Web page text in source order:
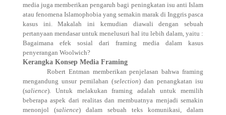
media juga memberikan pengaruh bagi peningkatan isu anti Islam
atau fenomena Islamophobia yang semakin marak di Inggris pasca
kasus ini. Makalah ini kemudian diawali dengan sebuah
pertanyaan mendasar untuk menelusuri hal itu lebih dalam, yaitu :
Bagaimana efek sosial dari framing media dalam kasus
penyerangan Woolwich?
Kerangka Konsep Media Framing
Robert Entman memberikan penjelasan bahwa framing
mengandung unsur pemilahan (selection) dan penangkatan isu
(salience). Untuk melakukan framing adalah untuk memilih
beberapa aspek dari realitas dan membuatnya menjadi semakin
menonjol (salience) dalam sebuah teks komunikasi, dalam